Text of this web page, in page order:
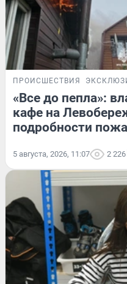
ПРОИСШЕСТВИЯ
«Все до пепла»:
кафе на
подробности
5 августа, 2026, 11:07 2 226